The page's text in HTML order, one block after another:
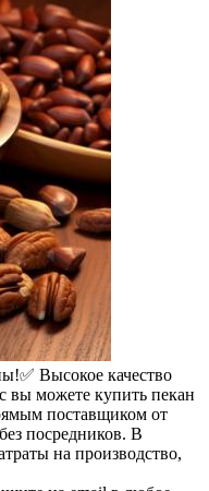
✅ Высокое качество
вы можете купить пекан
поставщиком от
посредников. В
на производство,